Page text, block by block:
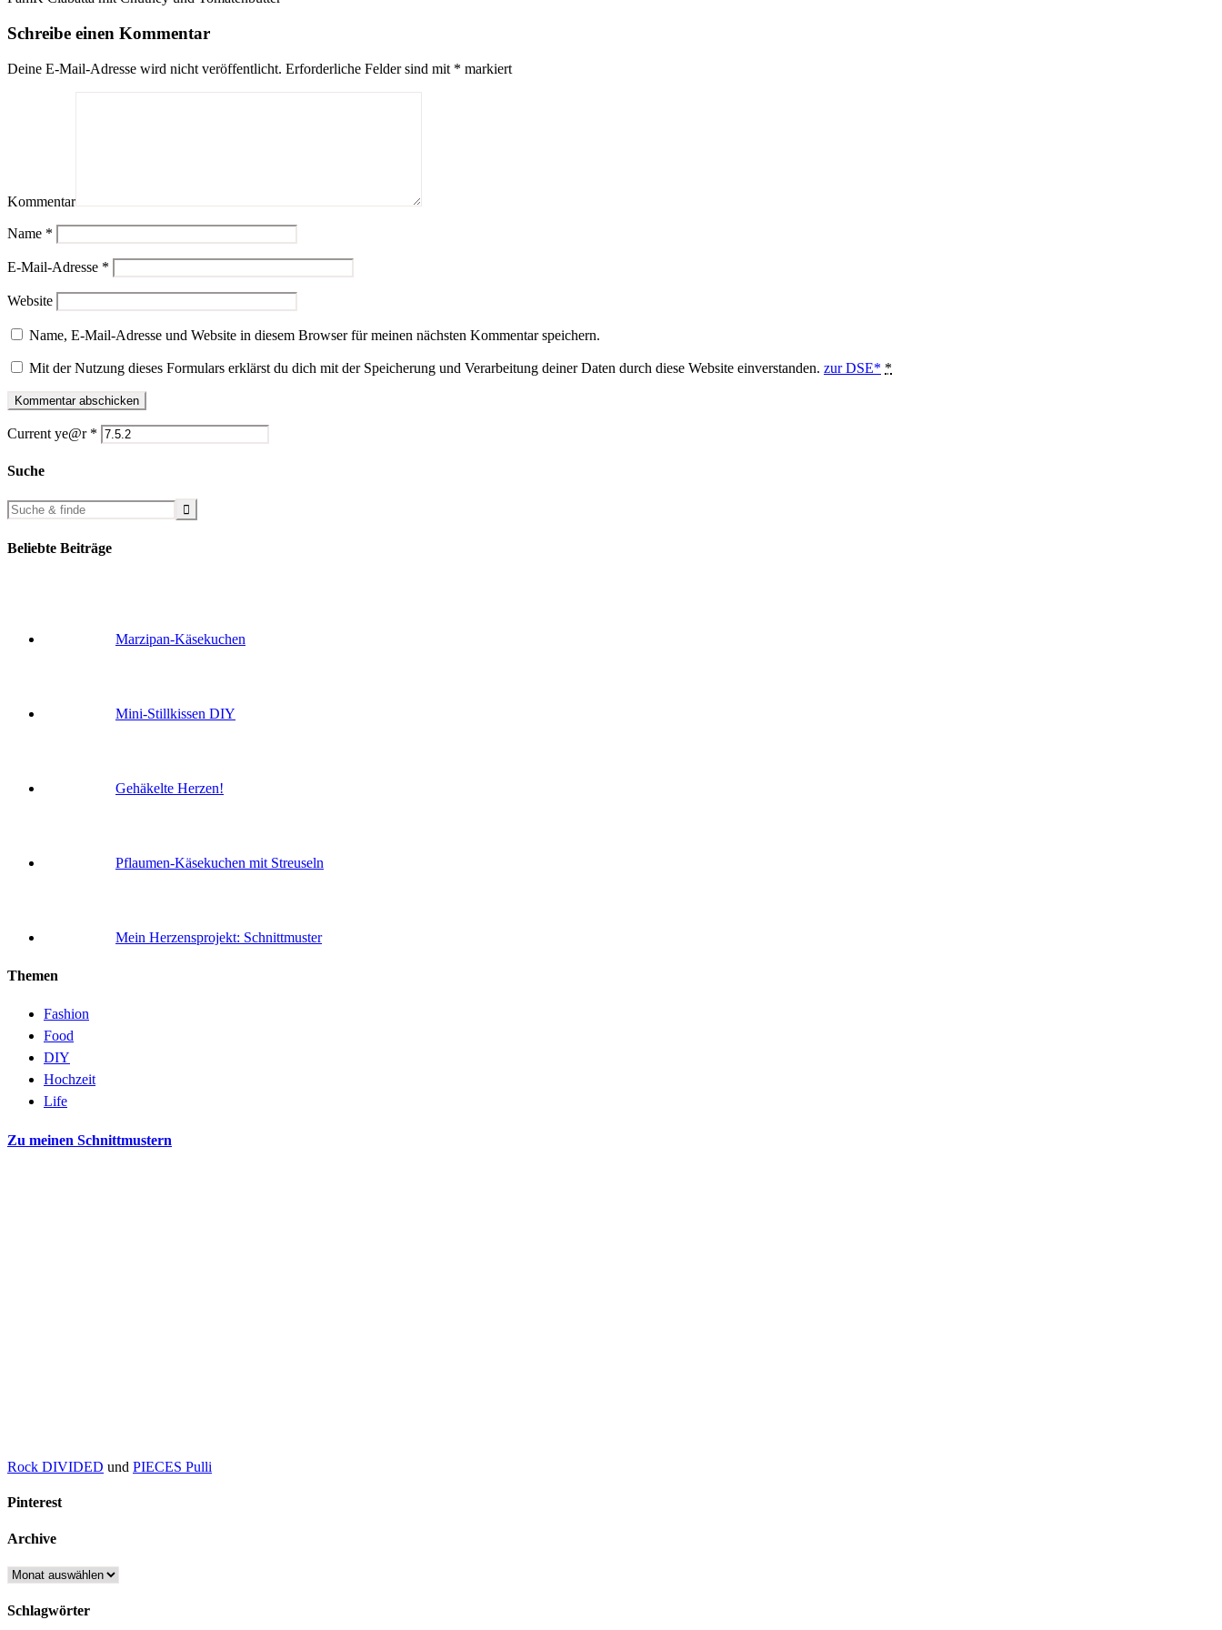
Schreibe einen Kommentar
Deine E-Mail-Adresse wird nicht veröffentlicht. Erforderliche Felder sind mit * markiert
Kommentar
Name *
E-Mail-Adresse *
Website
Name, E-Mail-Adresse und Website in diesem Browser für meinen nächsten Kommentar speichern.
Mit der Nutzung dieses Formulars erklärst du dich mit der Speicherung und Verarbeitung deiner Daten durch diese Website einverstanden. zur DSE* *
Current ye@r *
Suche
Beliebte Beiträge
Marzipan-Käsekuchen
Mini-Stillkissen DIY
Gehäkelte Herzen!
Pflaumen-Käsekuchen mit Streuseln
Mein Herzensprojekt: Schnittmuster
Themen
Fashion
Food
DIY
Hochzeit
Life
Zu meinen Schnittmustern
Rock DIVIDED und PIECES Pulli
Pinterest
Archive
Archive
Schlagwörter